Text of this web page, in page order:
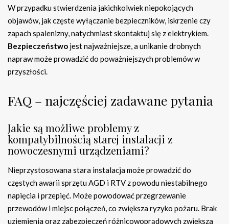
W przypadku stwierdzenia jakichkolwiek niepokojących
objawów, jak częste wyłączanie bezpieczników, iskrzenie czy
zapach spalenizny, natychmiast skontaktuj się z elektrykiem.
Bezpieczeństwo jest najważniejsze, a unikanie drobnych
napraw może prowadzić do poważniejszych problemów w
przyszłości.
FAQ – najczęściej zadawane pytania
Jakie są możliwe problemy z
kompatybilnością starej instalacji z
nowoczesnymi urządzeniami?
Nieprzystosowana stara instalacja może prowadzić do
częstych awarii sprzętu AGD i RTV z powodu niestabilnego
napięcia i przepięć. Może powodować przegrzewanie
przewodów i miejsc połączeń, co zwiększa ryzyko pożaru. Brak
uziemienia oraz zabezpieczeń różnicowoprądowych zwiększa